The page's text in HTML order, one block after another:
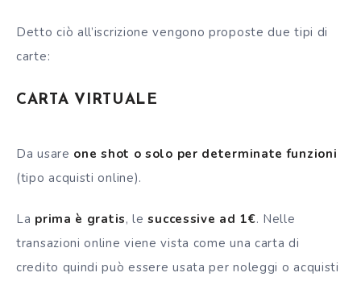
Detto ciò all’iscrizione vengono proposte due tipi di
carte:
CARTA VIRTUALE
Da usare one shot o solo per determinate funzioni
(tipo acquisti online).
La prima è gratis, lesuccessive ad 1€. Nelle
transazioni online viene vista come una carta di
credito quindi può essere usata per noleggi o acquisti